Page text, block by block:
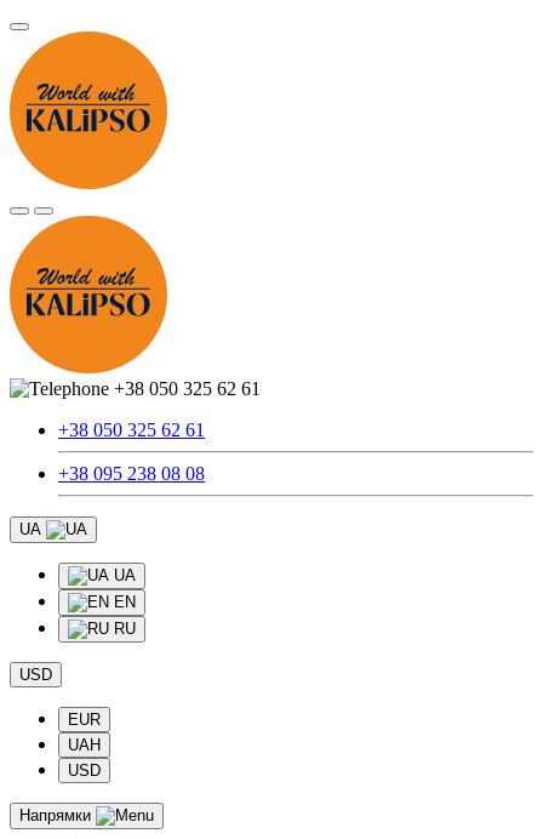
+38 050 325 62 61
+38 050 325 62 61
+38 095 238 08 08
UA
UA
EN
RU
USD
EUR
UAH
USD
Напрямки